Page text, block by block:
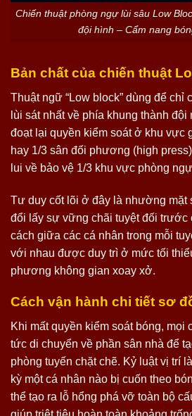
Chiến thuật phòng ngự lùi sâu Low
đội hình – Cẩm nang
Bản chất của chiến thuật
Thuật ngữ “Low block” dùng để
lùi sát nhất về phía khung thành
đoạt lại quyền kiểm soát ở khu vực
hay 1/3 sân đối phương (high
lui về bảo vệ 1/3 khu vực phòng
Tư duy cốt lõi ở đây là nhường mặt
đổi lấy sự vững chãi tuyệt đối trước
cách giữa các cá nhân trong mỗi
với nhau được duy trì ở mức tối
phương không gian xoay xở.
Cách vận hành chi tiết sơ
Khi mất quyền kiểm soát bóng, mọi
tức di chuyển về phần sân nhà để
phòng tuyến chặt chẽ. Kỷ luật vị trí
kỳ một cá nhân nào bị cuốn theo
thể tạo ra lỗ hổng phá vỡ toàn bộ